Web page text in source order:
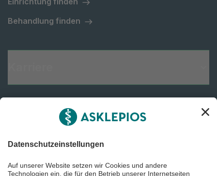
Behandlung finden
Informiert bleiben